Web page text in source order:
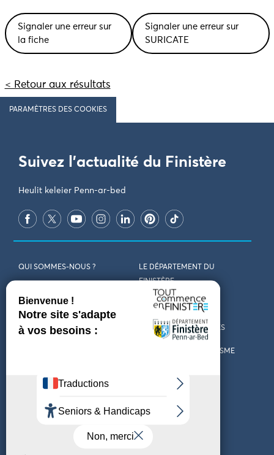
Signaler une erreur sur
la fiche
Signaler une erreur sur
SURICATE
< Retour aux résultats
PARAMÈTRES DES COOKIES
Suivez l'actualité du Finistère
Heulit keleier Penn-ar-bed
QUI SOMMES-NOUS ?
LE DÉPARTEMENT DU
FINISTÈRE
REJOIGNEZ-NOUS VENIR EN FINISTÈRE
CONTACT CARTES ET BROCHURES
LES OFFICES DE TOURISME
D’ACCESSIBILITÉ